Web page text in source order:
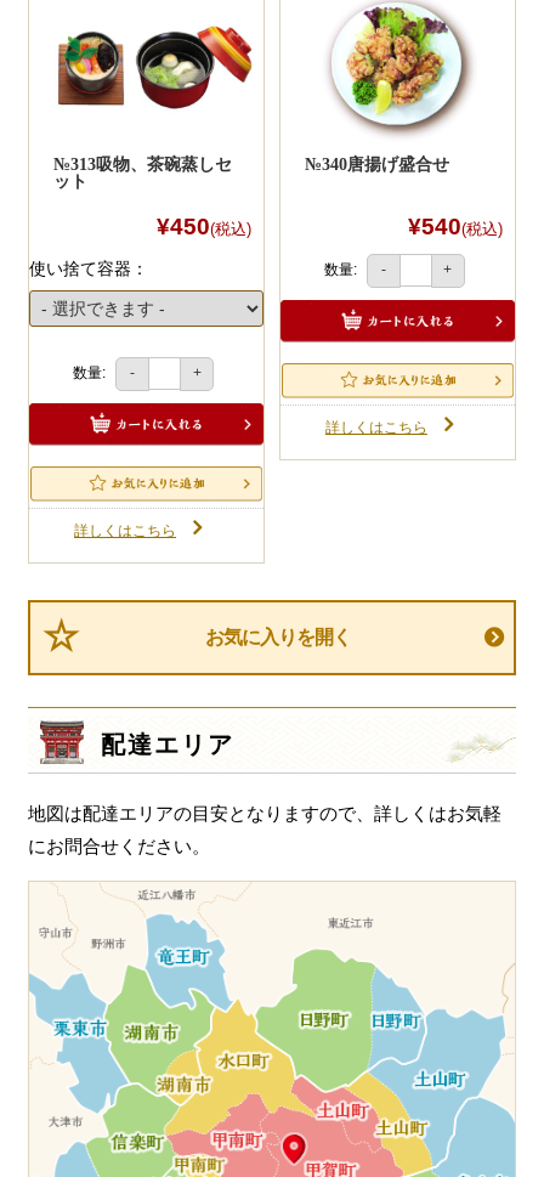
№313吸物、茶碗蒸しセ
ット
¥450(税込)
使い捨て容器：
数量: - +
詳しくはこちら
№340唐揚げ盛合せ
¥540(税込)
数量: - +
詳しくはこちら
お気に入りを開く
配達エリア
地図は配達エリアの目安となりますので、詳しくはお気軽
にお問合せください。